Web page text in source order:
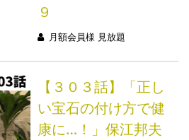
９
月額会員様 見放題
【３０３話】「正し
い宝石の付け方で健
康に…！」保江邦夫